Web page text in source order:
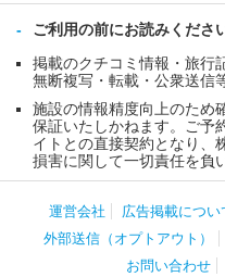
ご利用の前にお読みくださ
掲載のクチコミ情報・旅行
無断複写・転載・公衆送信
施設の情報精度向上のため
保証いたしかねます。ご予
イトとの直接契約となり、
損害に関して一切責任を負
運営会社 広告掲載につい
外部送信（オプトアウト）
お問い合わせ